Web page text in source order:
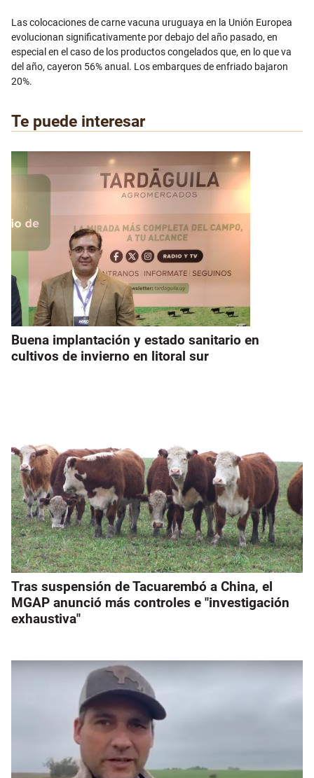
Las colocaciones de carne vacuna uruguaya en la Unión Europea
evolucionan significativamente por debajo del año pasado, en
especial en el caso de los productos congelados que, en lo que va
del año, cayeron 56% anual. Los embarques de enfriado bajaron
20%.
Te puede interesar
Buena implantación y estado sanitario en
cultivos de invierno en litoral sur
Tras suspensión de Tacuarembó a China, el
MGAP anunció más controles e "investigación
exhaustiva"